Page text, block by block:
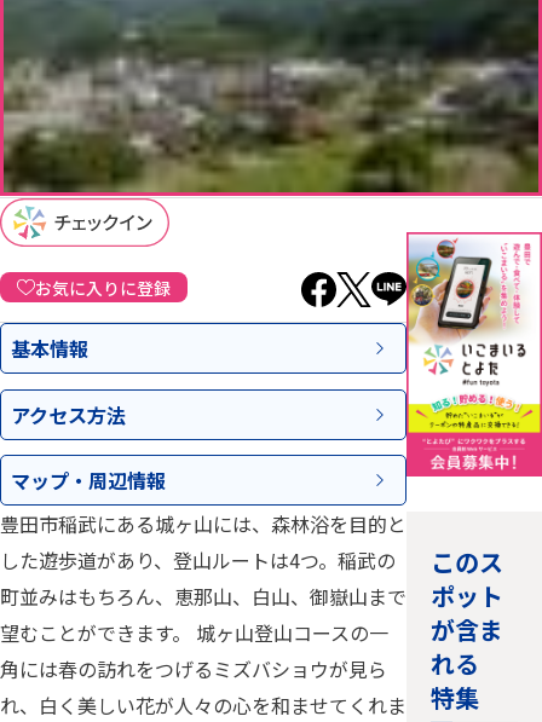
お気に入りに登録
基本情報
アクセス方法
マップ・ 周辺情報
豊田市稲武にある城ヶ山には、森林浴を目的と
した遊歩道があり、登山ルートは4つ。稲武の
町並みはもちろん、恵那山、白山、御嶽山まで
望むことができます。 城ヶ山登山コースの一
角には春の訪れをつげるミズバショウが見ら
れ、白く美しい花が人々の心を和ませてくれま
このス
ポット
が含ま
れる
特集